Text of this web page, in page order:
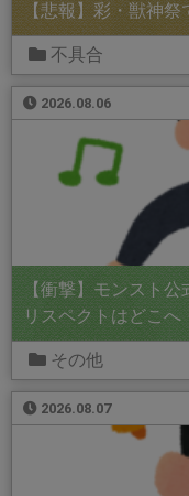
【悲報】彩・獣神祭
不具合
2026.08.06
【衝撃】モンスト
リスペクトはどこへ
その他
2026.08.07